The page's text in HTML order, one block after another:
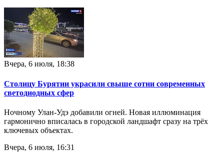
Вчера, 6 июля, 18:38
Столицу Бурятии украсили свыше сотни современных
светодиодных сфер
Ночному Улан-Удэ добавили огней. Новая иллюминация
гармонично вписалась в городской ландшафт сразу на трёх
ключевых объектах.
Вчера, 6 июля, 16:31